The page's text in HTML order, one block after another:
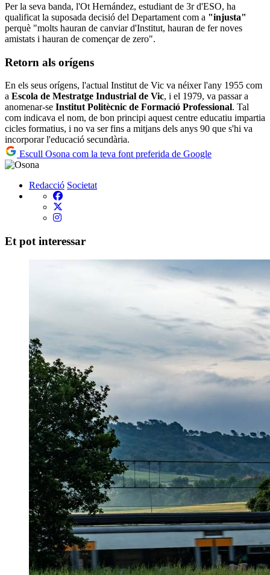
Per la seva banda, l'Ot Hernández, estudiant de 3r d'ESO, ha
qualificat la suposada decisió del Departament com a "injusta"
perquè "molts hauran de canviar d'Institut, hauran de fer noves
amistats i hauran de començar de zero".
Retorn als orígens
En els seus orígens, l'actual Institut de Vic va néixer l'any 1955 com
a Escola de Mestratge Industrial de Vic, i el 1979, va passar a
anomenar-se Institut Politècnic de Formació Professional. Tal
com indicava el nom, de bon principi aquest centre educatiu impartia
cicles formatius, i no va ser fins a mitjans dels anys 90 que s'hi va
incorporar l'educació secundària.
Escull Osona com la teva font preferida de Google
Redacció Societat
Et pot interessar